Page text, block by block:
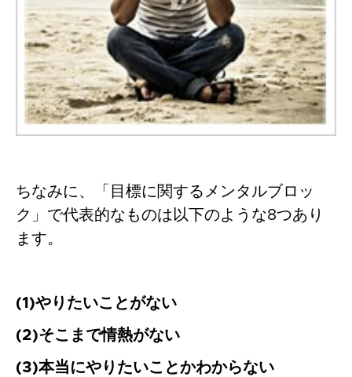
ちなみに、「目標に関するメンタルブロッ
ク」で代表的なものは以下のような8つあり
ます。
(1)やりたいことがない
(2)そこまで情熱がない
(3)本当にやりたいことかわからない